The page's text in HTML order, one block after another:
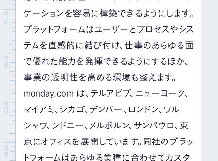
ケーションを容易に構築できるようにします。
プラットフォームはユーザーとプロセスやシス
テムを直感的に結び付け、仕事のあらゆる面
で優れた能力を発揮できるようにするほか、
事業の透明性を高める環境も整えます。
monday.com は、テルアビブ、ニューヨーク、
マイアミ、シカゴ、デンバー、ロンドン、ワル
シャワ、シドニー、メルボルン、サンパウロ、東
京にオフィスを展開しています。同社のプラッ
トフォームはあらゆる業種に合わせてカスタ